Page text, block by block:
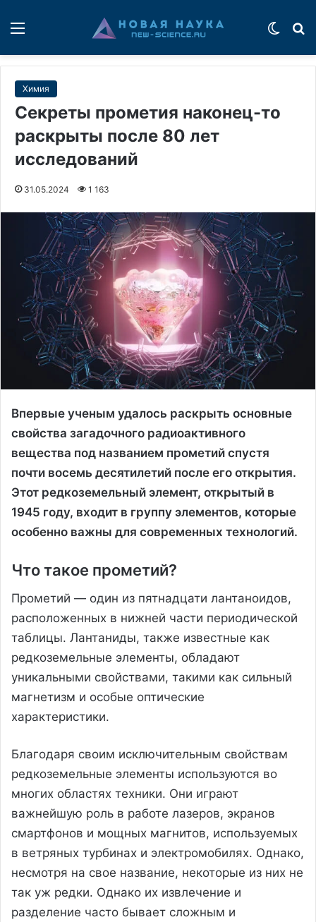
Химия
Секреты прометия наконец-то
раскрыты после 80 лет
исследований
31.05.2024 1 163
Впервые ученым удалось раскрыть основные
свойства загадочного радиоактивного
вещества под названием прометий спустя
почти восемь десятилетий после его открытия.
Этот редкоземельный элемент, открытый в
1945 году, входит в группу элементов, которые
особенно важны для современных технологий.
Что такое прометий?
Прометий — один из пятнадцати лантаноидов,
расположенных в нижней части периодической
таблицы. Лантаниды, также известные как
редкоземельные элементы, обладают
уникальными свойствами, такими как сильный
магнетизм и особые оптические
характеристики.
Благодаря своим исключительным свойствам
редкоземельные элементы используются во
многих областях техники. Они играют
важнейшую роль в работе лазеров, экранов
смартфонов и мощных магнитов, используемых
в ветряных турбинах и электромобилях. Однако,
несмотря на свое название, некоторые из них не
так уж редки. Однако их извлечение и
разделение часто бывает сложным и